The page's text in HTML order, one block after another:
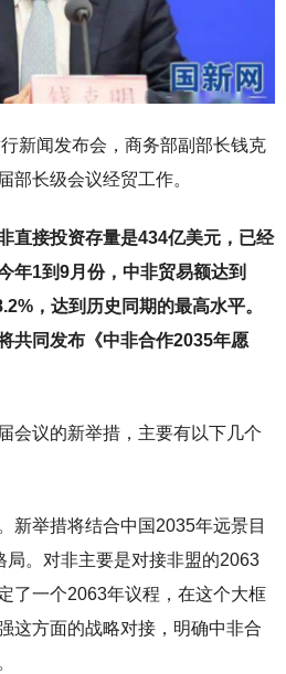
闻发布会，商务部副部长钱克
部长级会议经贸工作。
直接投资存量是434亿美元，已经
年1到9月份，中非贸易额达到
，达到历史同期的最高水平。
共同发布《中非合作2035年愿
议的新举措，主要有以下几个
举措将结合中国2035年远景目
局。对非主要是对接非盟的2063
了一个2063年议程，在这个大框
这方面的战略对接，明确中非合